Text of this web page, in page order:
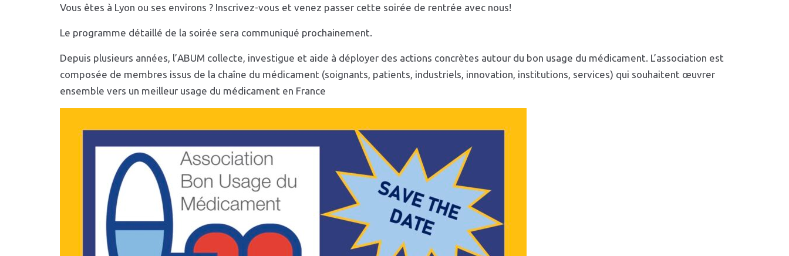
Vous êtes à Lyon ou ses environs ? Inscrivez-vous et venez passer cette soirée de rentrée avec nous!
Le programme détaillé de la soirée sera communiqué prochainement.
Depuis plusieurs années, l’ABUM collecte, investigue et aide à déployer des actions concrètes autour du bon usage du médicament. L’association est
composée de membres issus de la chaîne du médicament (soignants, patients, industriels, innovation, institutions, services) qui souhaitent œuvrer
ensemble vers un meilleur usage du médicament en France